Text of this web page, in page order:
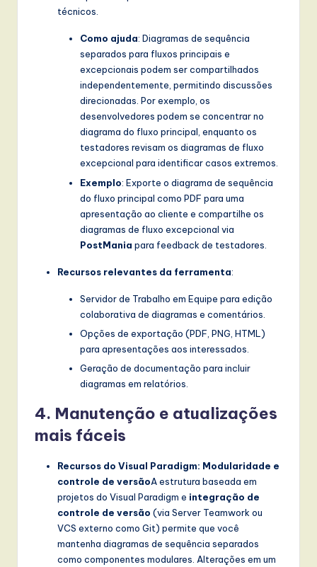
técnicos.
Como ajuda: Diagramas de sequência
separados para fluxos principais e
excepcionais podem ser compartilhados
independentemente, permitindo discussões
direcionadas. Por exemplo, os
desenvolvedores podem se concentrar no
diagrama do fluxo principal, enquanto os
testadores revisam os diagramas de fluxo
excepcional para identificar casos extremos.
Exemplo: Exporte o diagrama de sequência
do fluxo principal como PDF para uma
apresentação ao cliente e compartilhe os
diagramas de fluxo excepcional via
PostMania para feedback de testadores.
Recursos relevantes da ferramenta:
Servidor de Trabalho em Equipe para edição
colaborativa de diagramas e comentários.
Opções de exportação (PDF, PNG, HTML)
para apresentações aos interessados.
Geração de documentação para incluir
diagramas em relatórios.
4. Manutenção e atualizações
mais fáceis
Recursos do Visual Paradigm: Modularidade e
controle de versãoA estrutura baseada em
projetos do Visual Paradigm e integração de
controle de versão (via Server Teamwork ou
VCS externo como Git) permite que você
mantenha diagramas de sequência separados
como componentes modulares. Alterações em um